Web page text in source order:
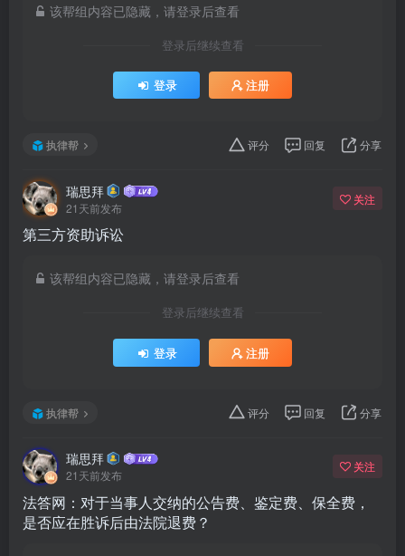
该帮组内容已隐藏，请登录后查看
登录后继续查看
登录 注册
执律帮 评分 回复 分享
瑞思拜
21天前发布
关注
第三方资助诉讼
该帮组内容已隐藏，请登录后查看
登录后继续查看
登录 注册
执律帮 评分 回复 分享
瑞思拜
21天前发布
关注
法答网：对于当事人交纳的公告费、鉴定费、保全费，
是否应在胜诉后由法院退费？